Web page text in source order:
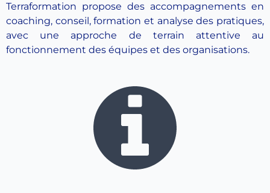
Terraformation propose des accompagnements en
coaching, conseil, formation et analyse des pratiques,
avec une approche de terrain attentive au
fonctionnement des équipes et des organisations.